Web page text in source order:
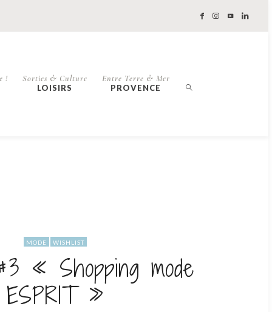
! Sorties & Culture
LOISIRS
Entre Terre & Mer
PROVENCE
MODE WISHLIST
« Shopping mode
ESPRIT »